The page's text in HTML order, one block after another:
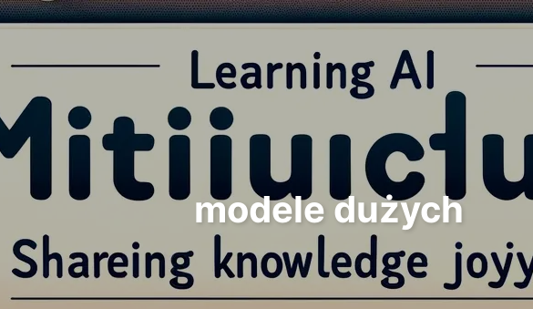
Szukaj Strona główna
modele dużych